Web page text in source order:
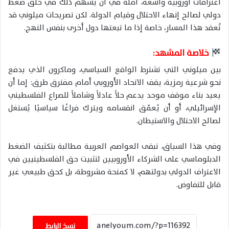
دولي لصالح إنهاء الاحتلال وقيام الدولة. لكن تصريحات ميلوني قد
تُعقد هذا المسار، خاصة إذا ما تبعتها دول أخرى بنفس النهج.
خلاصة المشهد:
بين ميلوني التي تشترط الواقع السياسي، وماكرون الذي يدفع
نحو شرعية رمزية، يقف الاتحاد الأوروبي أمام مفترق طرق: إما أن
يعيد بناء موقف موحد يدعم حلاً عادلاً وشاملاً للصراع الفلسطيني
الإسرائيلي، أو أن يُعمّق انقسامه ويترك فراغًا سياسيًا يُستغل
لصالح الاحتلال والاستيطان.
وفي هذا السياق، تبقى العواصم العربية مطالبة بتكثيف الضغط
الدبلوماسي على الشركاء الأوروبيين لتثبيت حق الفلسطينيين في
الاعتراف الدولي بدولتهم، لا كمنحة مشروطة، بل كحق طبيعي غير
قابل للتفاوض.
نسخ الرابط